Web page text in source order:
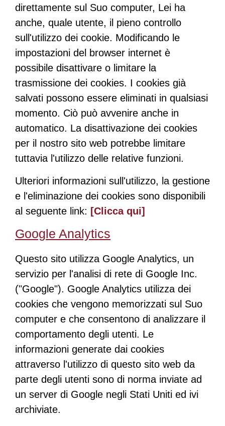
direttamente sul Suo computer, Lei ha
anche, quale utente, il pieno controllo
sull'utilizzo dei cookie. Modificando le
impostazioni del browser internet è
possibile disattivare o limitare la
trasmissione dei cookies. I cookies già
salvati possono essere eliminati in qualsiasi
momento. Ciò può avvenire anche in
automatico. La disattivazione dei cookies
per il nostro sito web potrebbe limitare
tuttavia l'utilizzo delle relative funzioni.
Ulteriori informazioni sull'utilizzo, la gestione
e l'eliminazione dei cookies sono disponibili
al seguente link: [Clicca qui]
Google Analytics
Questo sito utilizza Google Analytics, un
servizio per l'analisi di rete di Google Inc.
("Google"). Google Analytics utilizza dei
cookies che vengono memorizzati sul Suo
computer e che consentono di analizzare il
comportamento degli utenti. Le
informazioni generate dai cookies
attraverso l'utilizzo di questo sito web da
parte degli utenti sono di norma inviate ad
un server di Google negli Stati Uniti ed ivi
archiviate.